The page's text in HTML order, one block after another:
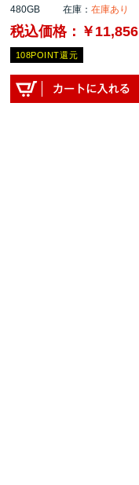
480GB 在庫： 在庫あり
税込価格：￥11,856
108POINT還元